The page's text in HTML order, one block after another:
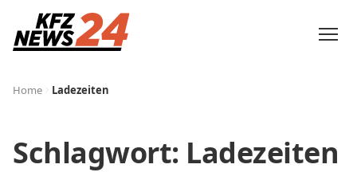
Home Ladezeiten
Schlagwort: Ladezeiten